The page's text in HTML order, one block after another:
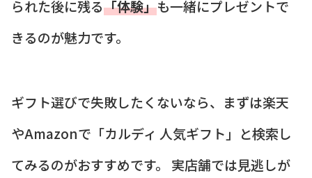
られた後に残る「体験」も一緒にプレゼントで
きるのが魅力です。
ギフト選びで失敗したくないなら、まずは楽天
やAmazonで「カルディ 人気ギフト」と検索し
てみるのがおすすめです。 実店舗では見逃しが